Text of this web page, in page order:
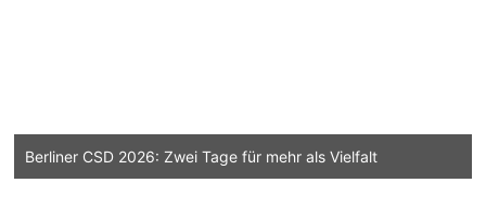
Berliner CSD 2026: Zwei Tage für mehr als Vielfalt